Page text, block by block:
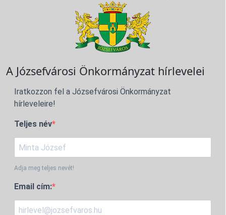
A Józsefvárosi Önkormányzat hírlevelei
Iratkozzon fel a Józsefvárosi Önkormányzat
hírleveleire!
Teljes név
Adja meg teljes nevét!
Email cím: